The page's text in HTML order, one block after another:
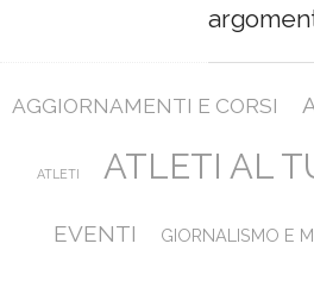
AGGIORNAMENTI E CORSI
ATLETI ATLETI AL
EVENTI GIORNALISMO E